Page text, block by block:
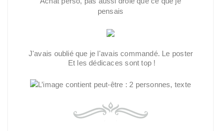
pensais
J'avais oublié que je l'avais commandé. Le poster
Et les dédicaces sont top !